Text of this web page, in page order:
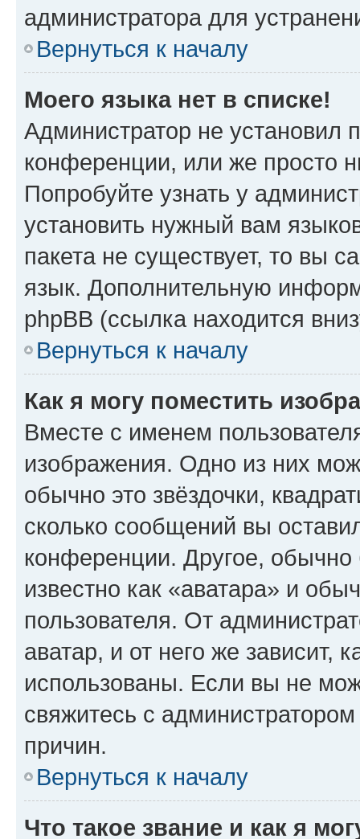
администратора для
Вернуться к началу
Моего языка нет в списке!
Администратор не установил
конференции, или же просто
Попробуйте узнать у
установить нужный вам
пакета не существует, то вы
язык. Дополнительную
phpBB (ссылка находится
Вернуться к началу
Как я могу поместить
Вместе с именем
изображения. Одно из них
обычно это звёздочки,
сколько сообщений вы
конференции. Другое,
известно как «аватара» и
пользователя. От
аватар, и от него же зависит,
использованы. Если вы не
свяжитесь с
причин.
Вернуться к началу
Что такое звание и как я